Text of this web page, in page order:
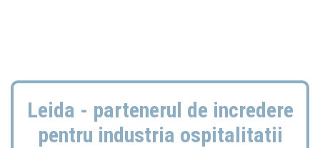
Leida - partenerul de incredere
pentru industria ospitalitatii